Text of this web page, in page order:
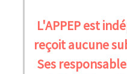
L'APPEP est
reçoit aucune
Ses